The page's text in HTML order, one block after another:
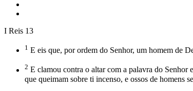
I Reis 13
1 E eis que, por ordem do Senhor, um homem de
2 E clamou contra o altar com a palavra do Senhor
que queimam sobre ti incenso, e ossos de homens